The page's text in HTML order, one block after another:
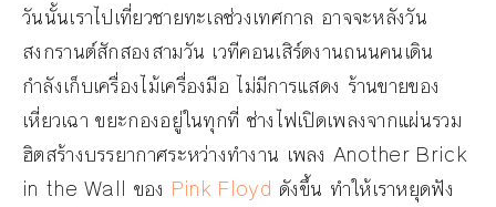
วันนั้นเราไปเที่ยวชายทะเลช่วงเทศกาล อาจจะหลังวัน
สงกรานต์สักสองสามวัน เวทีคอนเสิร์ตงานถนนคนเดิน
กำลังเก็บเครื่องไม้เครื่องมือ ไม่มีการแสดง ร้านขายของ
เหี่ยวเฉา ขยะกองอยู่ในทุกที่ ช่างไฟเปิดเพลงจากแผ่นรวม
ฮิตสร้างบรรยากาศระหว่างทำงาน เพลง Another Brick
in the Wall ของ Pink Floyd ดังขึ้น ทำให้เราหยุดฟัง